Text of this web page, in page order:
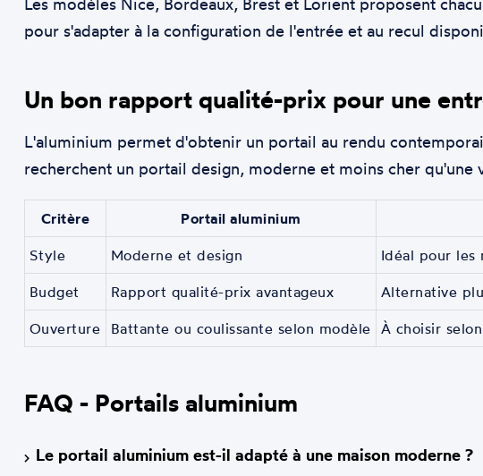
pour s'adapter à la configuration de l'entrée et au recul
Un bon rapport qualité-prix pour une
L'aluminium permet d'obtenir un portail au rendu
recherchent un portail design, moderne et moins cher
Critère Portail aluminium
Style Moderne et design Idéal pour les
Budget Rapport qualité-prix avantageux Alternative
Ouverture Battante ou coulissante selon modèle À choisir
FAQ - Portails aluminium
Le portail aluminium est-il adapté à une maison moderne ?